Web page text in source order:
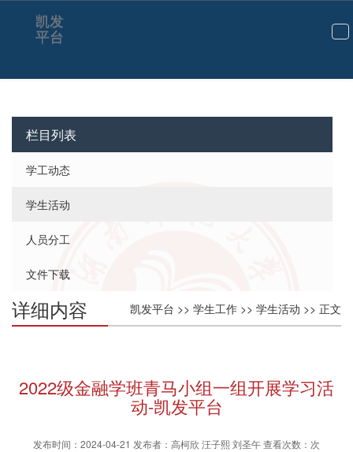
切
航
凯发
平台
栏目列表
学工动态
学生活动
人员分工
文件下载
凯发平台 >> 学生工作 >> 学生活动 >> 正文
详细内容
2022级金融学班青马小组一组开展学习活
动-凯发平台
发布时间：2024-04-21 发布者：高柯欣 汪子熙 刘圣午 查看次数：次